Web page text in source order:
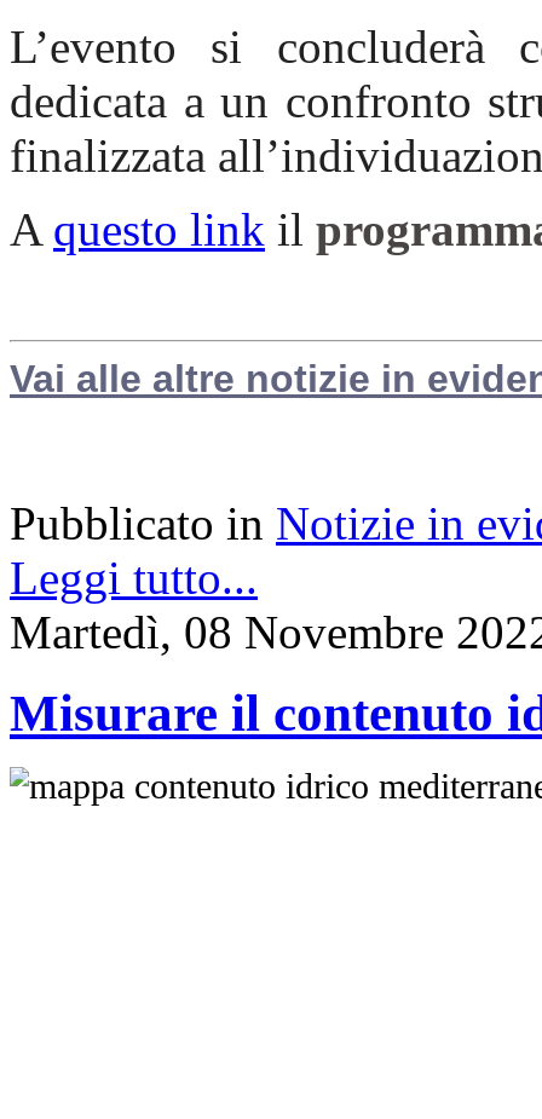
L’evento si concluderà
dedicata a un confronto
finalizzata
A questo link il
Vai alle altre notizie in
Pubblicato in Notizie in
Leggi tutto...
Martedì, 08 Novembre
Misurare il contenuto